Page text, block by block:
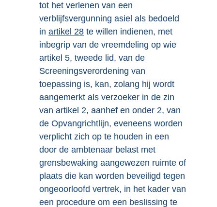
tot het verlenen van een
verblijfsvergunning asiel als bedoeld
in artikel 28 te willen indienen, met
inbegrip van de vreemdeling op wie
artikel 5, tweede lid, van de
Screeningsverordening van
toepassing is, kan, zolang hij wordt
aangemerkt als verzoeker in de zin
van artikel 2, aanhef en onder 2, van
de Opvangrichtlijn, eveneens worden
verplicht zich op te houden in een
door de ambtenaar belast met
grensbewaking aangewezen ruimte of
plaats die kan worden beveiligd tegen
ongeoorloofd vertrek, in het kader van
een procedure om een beslissing te